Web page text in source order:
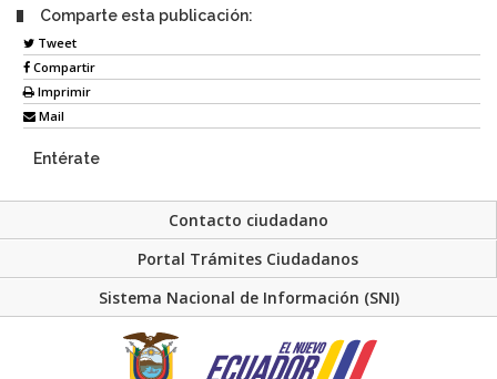
Comparte esta publicación:
Tweet
Compartir
Imprimir
Mail
Entérate
Contacto ciudadano
Portal Trámites Ciudadanos
Sistema Nacional de Información (SNI)